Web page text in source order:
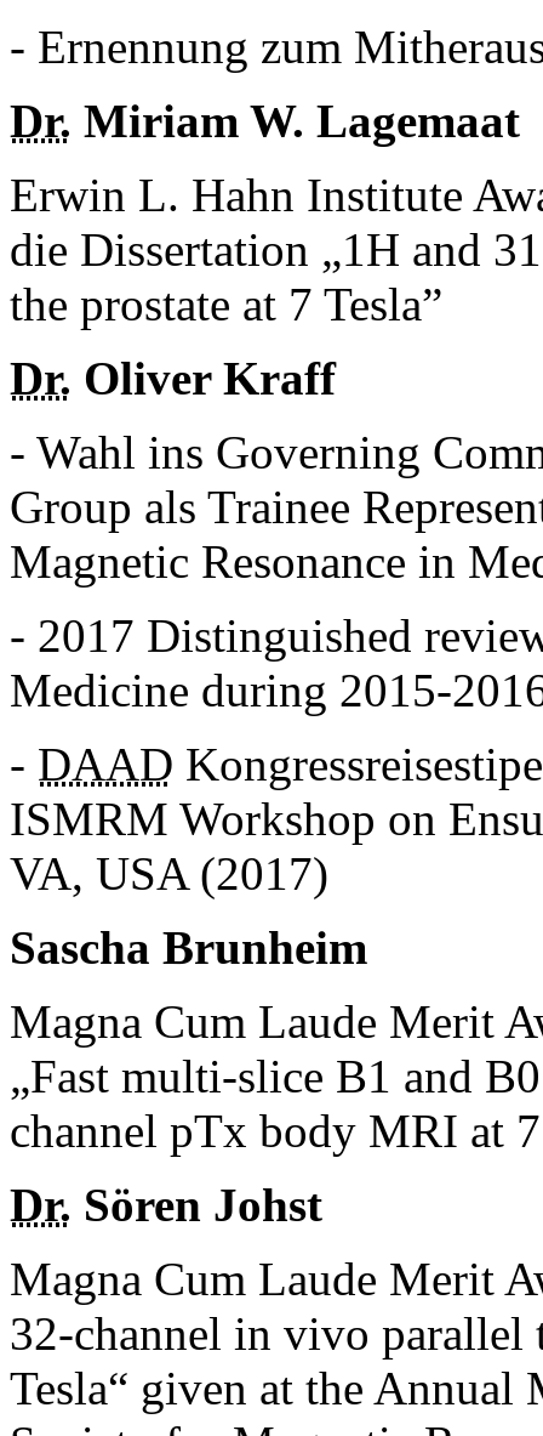
- Ernennung zum
Dr. Miriam W. Lagemaat
Erwin L. Hahn Institute
die Dissertation „1H and
the prostate at 7 Tesla”
Dr. Oliver Kraff
- Wahl ins Governing
Group als Trainee
Magnetic Resonance in
- 2017 Distinguished
Medicine during 2015-
- DAAD
ISMRM Workshop on
VA, USA (2017)
Sascha Brunheim
Magna Cum Laude Merit
„Fast multi-slice B1 and
channel pTx body MRI at
Dr. Sören Johst
Magna Cum Laude Merit
32-channel in vivo
Tesla“ given at the